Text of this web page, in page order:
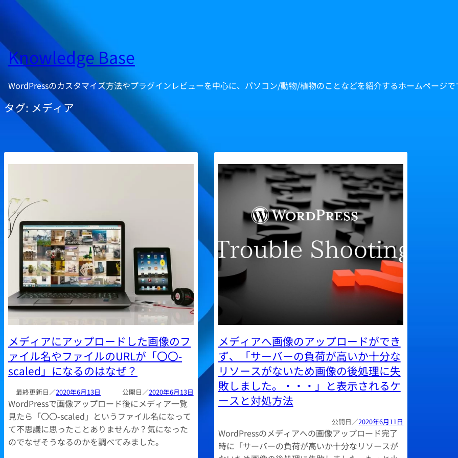
ス
キ
プ
Knowledge Base
WordPressのカスタマイズ方法やプラグインレビューを中心に、パソコン/動物/植物のことなどを紹介するホームページで
タグ: メディア
メディアにアップロードした画像のフ
ァイル名やファイルのURLが「〇〇-
scaled」になるのはなぜ？
2020年6月13日 2020年6月13日
WordPressで画像アップロード後にメディア一覧
見たら「〇〇-scaled」というファイル名になって
て不思議に思ったことありませんか？気になった
のでなぜそうなるのかを調べてみました。
メディアへ画像のアップロードができ
ず、「サーバーの負荷が高いか十分な
リソースがないため画像の後処理に失
敗しました。・・・」と表示されるケ
ースと対処方法
2020年6月11日
WordPressのメディアへの画像アップロード完了
時に「サーバーの負荷が高いか十分なリソースが